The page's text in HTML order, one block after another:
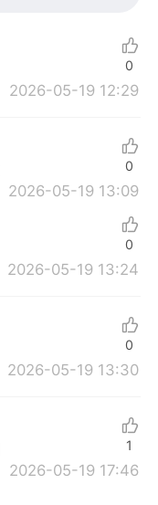
2026-05-19 12:29
0
2026-05-19 13:09
0
2026-05-19 13:24
0
2026-05-19 13:30
0
2026-05-19 17:46
1